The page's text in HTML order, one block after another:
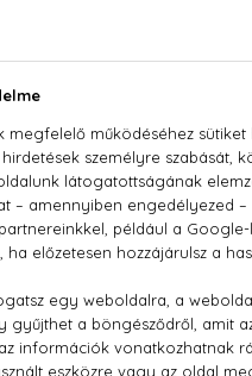
Tocade Eau De
PARFUM
BENZYL BENZOATE, CI